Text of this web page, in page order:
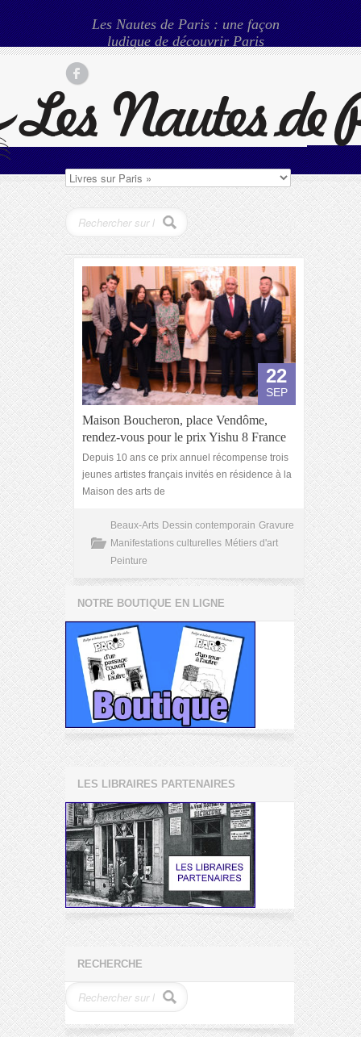
Les Nautes de Paris : une façon
ludique de découvrir Paris
22
SEP
Maison Boucheron, place Vendôme,
rendez-vous pour le prix Yishu 8 France
Depuis 10 ans ce prix annuel récompense trois
jeunes artistes français invités en résidence à la
Maison des arts de
Beaux-Arts Dessin contemporain Gravure
Manifestations culturelles Métiers d'art
Peinture
NOTRE BOUTIQUE EN LIGNE
LES LIBRAIRES PARTENAIRES
RECHERCHE